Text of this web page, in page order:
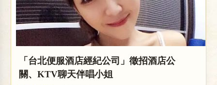
「台北便服酒店經紀公司」徵招酒店公
關、KTV聊天伴唱小姐